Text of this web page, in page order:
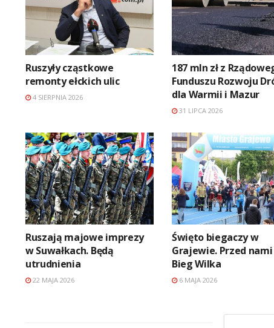
Ruszyły cząstkowe
remonty ełckich ulic
4 SIERPNIA 2026
187 mln zł z
Funduszu Rozwoju
dla Warmii i Mazur
31 LIPCA 2026
Ruszają majowe imprezy
w Suwałkach. Będą
utrudnienia
22 MAJA 2026
Święto biegaczy w
Grajewie. Przed nami
Bieg Wilka
6 MAJA 2026